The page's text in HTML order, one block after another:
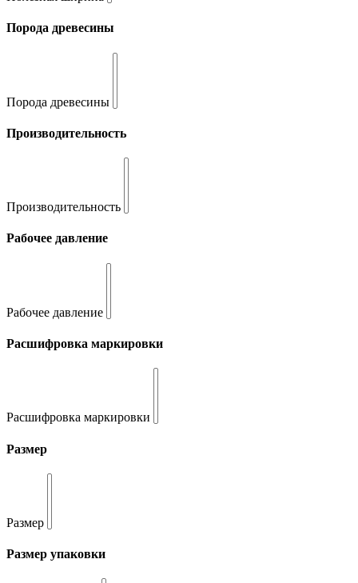
Порода древесины
Порода древесины
Производительность
Производительность
Рабочее давление
Рабочее давление
Расшифровка маркировки
Расшифровка маркировки
Размер
Размер
Размер упаковки